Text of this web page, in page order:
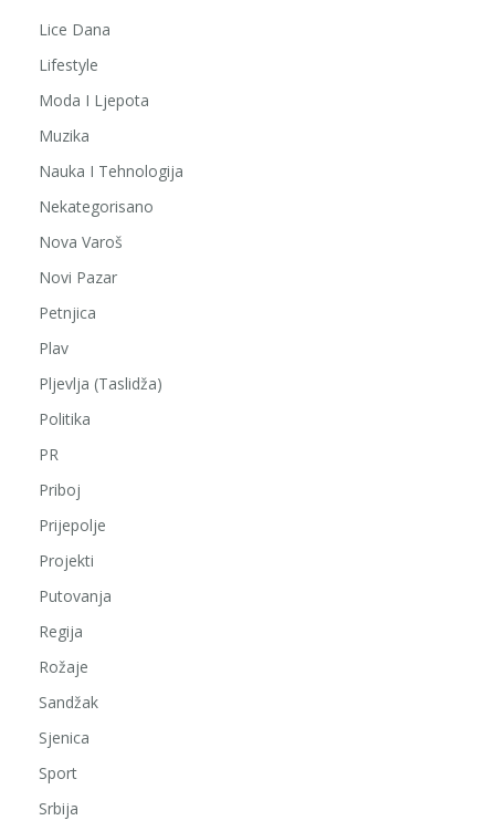
Lice Dana
Lifestyle
Moda I Ljepota
Muzika
Nauka I Tehnologija
Nekategorisano
Nova Varoš
Novi Pazar
Petnjica
Plav
Pljevlja (Taslidža)
Politika
PR
Priboj
Prijepolje
Projekti
Putovanja
Regija
Rožaje
Sandžak
Sjenica
Sport
Srbija